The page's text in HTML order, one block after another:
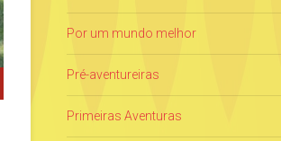
Por um mundo melhor
Pré-aventureiras
Primeiras Aventuras